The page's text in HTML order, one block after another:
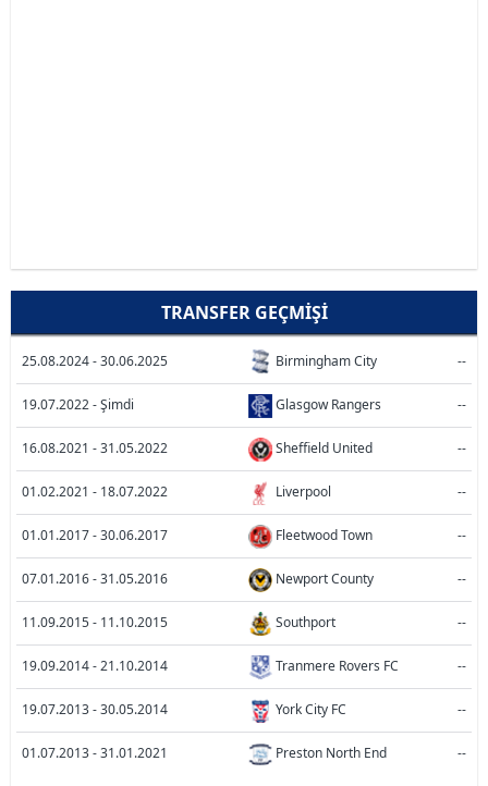
TRANSFER GEÇMIŞI
25.08.2024 - 30.06.2025 Birmingham City --
19.07.2022 - Şimdi Glasgow Rangers --
16.08.2021 - 31.05.2022 Sheffield United --
01.02.2021 - 18.07.2022 Liverpool --
01.01.2017 - 30.06.2017 Fleetwood Town --
07.01.2016 - 31.05.2016 Newport County --
11.09.2015 - 11.10.2015 Southport --
19.09.2014 - 21.10.2014 Tranmere Rovers FC --
19.07.2013 - 30.05.2014 York City FC --
01.07.2013 - 31.01.2021 Preston North End --